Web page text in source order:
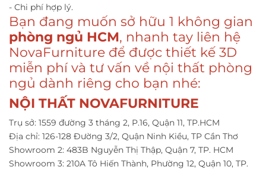
- Chi phí hợp lý.
Bạn đang muốn sở hữu 1 không gian
phòng ngủ HCM, nhanh tay liên hệ
NovaFurniture để được thiết kế 3D
miễn phí và tư vấn về nội thất phòng
ngủ dành riêng cho bạn nhé:
NỘI THẤT NOVAFURNITURE
Trụ sở: 1559 đường 3 tháng 2, P.16, Quận 11, TP.HCM
Địa chỉ: 126-128 Đường 3/2, Quận Ninh Kiều, TP Cần Thơ
Showroom 2: 483B Nguyễn Thị Thập, Quận 7, TP. HCM
Showroom 3: 210A Tô Hiến Thành, Phường 12, Quận 10, TP.